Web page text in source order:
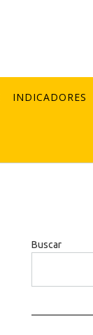
INDICADORES
Buscar